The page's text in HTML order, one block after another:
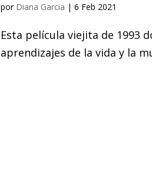
por Diana Garcia |6 Feb 2021
Esta película viejita de 1993
aprendizajes de la vida y la